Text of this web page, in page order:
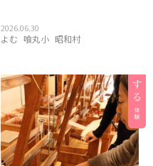
2026.06.30
よむ 喰丸小 昭和村